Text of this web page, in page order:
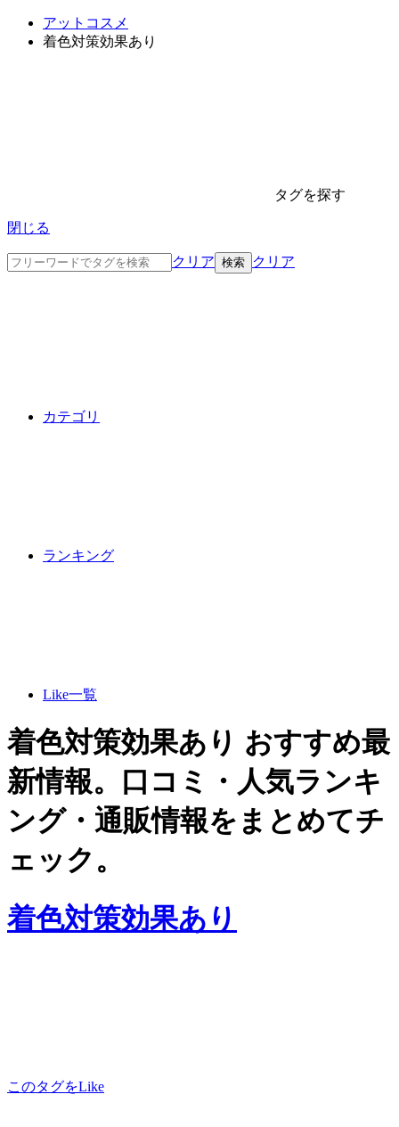
アットコスメ
着色対策効果あり
タグを探す
閉じる
クリア クリア
カテゴリ
ランキング
Like一覧
着色対策効果あり おすすめ最
新情報。口コミ・人気ランキ
ング・通販情報をまとめてチ
ェック。
着色対策効果あり
このタグをLike